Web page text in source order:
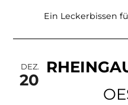
Ein Leckerbissen
DEZ.
20